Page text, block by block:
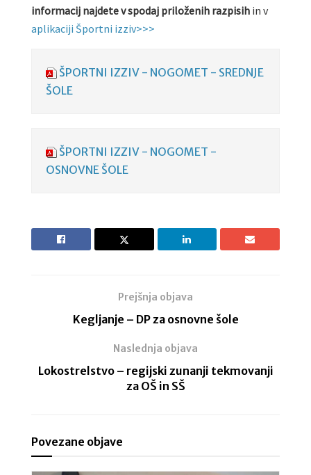
informacij najdete v spodaj priloženih razpisih in v
aplikaciji Športni izziv>>>
ŠPORTNI IZZIV - NOGOMET - SREDNJE
ŠOLE
ŠPORTNI IZZIV - NOGOMET -
OSNOVNE ŠOLE
Prejšnja objava
Kegljanje – DP za osnovne šole
Naslednja objava
Lokostrelstvo – regijski zunanji tekmovanji
za OŠ in SŠ
Povezane objave